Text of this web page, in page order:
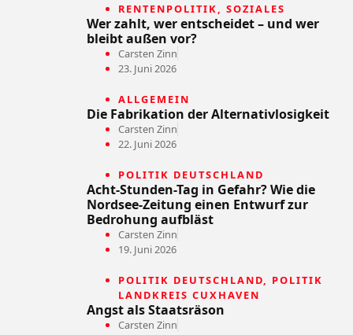
RENTENPOLITIK, SOZIALES
Wer zahlt, wer entscheidet – und wer
bleibt außen vor?
Carsten Zinn
23. Juni 2026
ALLGEMEIN
Die Fabrikation der Alternativlosigkeit
Carsten Zinn
22. Juni 2026
POLITIK DEUTSCHLAND
Acht-Stunden-Tag in Gefahr? Wie die
Nordsee-Zeitung einen Entwurf zur
Bedrohung aufbläst
Carsten Zinn
19. Juni 2026
POLITIK DEUTSCHLAND, POLITIK
LANDKREIS CUXHAVEN
Angst als Staatsräson
Carsten Zinn